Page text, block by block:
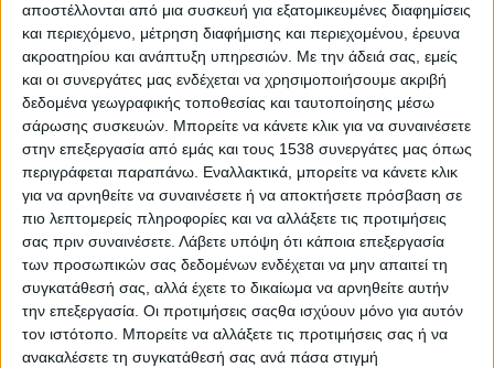
αποστέλλονται από μια συσκευή για εξατομικευμένες διαφημίσεις
και περιεχόμενο, μέτρηση διαφήμισης και περιεχομένου, έρευνα
ακροατηρίου και ανάπτυξη υπηρεσιών. Με την άδειά σας, εμείς
και οι συνεργάτες μας ενδέχεται να χρησιμοποιήσουμε ακριβή
δεδομένα γεωγραφικής τοποθεσίας και ταυτοποίησης μέσω
σάρωσης συσκευών. Μπορείτε να κάνετε κλικ για να συναινέσετε
στην επεξεργασία από εμάς και τους 1538 συνεργάτες μας όπως
περιγράφεται παραπάνω. Εναλλακτικά, μπορείτε να κάνετε κλικ
για να αρνηθείτε να συναινέσετε ή να αποκτήσετε πρόσβαση σε
πιο λεπτομερείς πληροφορίες και να αλλάξετε τις προτιμήσεις
σας πριν συναινέσετε. Λάβετε υπόψη ότι κάποια επεξεργασία
των προσωπικών σας δεδομένων ενδέχεται να μην απαιτεί τη
συγκατάθεσή σας, αλλά έχετε το δικαίωμα να αρνηθείτε αυτήν
την επεξεργασία. Οι προτιμήσεις σαςθα ισχύουν μόνο για αυτόν
τον ιστότοπο. Μπορείτε να αλλάξετε τις προτιμήσεις σας ή να
ανακαλέσετε τη συγκατάθεσή σας ανά πάσα στιγμή
Βελτίωση της απασχόλησης βλέπει η έκθεση του ΙΝΕ/
ΓΣΕΕ
Η σημασία του ταλέντου στον κόσμο της απασχόλησης
Η ψηφιακή οικονομία επιταχύνει την αλλαγή
Θλιβερή η κανονικότητα στους χώρους δουλειάς
Νέες σχέσεις εργασίας